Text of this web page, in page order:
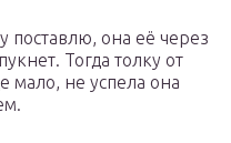
поставлю, она её через
Тогда толку от
мало, не успела она